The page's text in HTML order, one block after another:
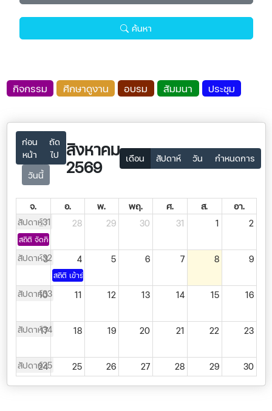
ค้นหา
กิจกรรม ศึกษาดูงาน อบรม สัมมนา ประชุม
ก่อน
หน้า
ถัด
ไป
วันนี้
สิงหาคม
2569
เดือน สัปดาห์ วัน กำหนดการ
จ. อ. พ. พฤ. ศ. ส.
อา.
สัปดาห์31
27
สถิติ จัดกิจกรรมพิ..
28 29 30 31 1 2
สัปดาห์32
3 4
สถิติ เข้าร่วมประช..
5 6 7 8 9
สัปดาห์33
10 11 12 13 14 15 16
สัปดาห์34
17 18 19 20 21 22 23
สัปดาห์35
24 25 26 27 28 29 30